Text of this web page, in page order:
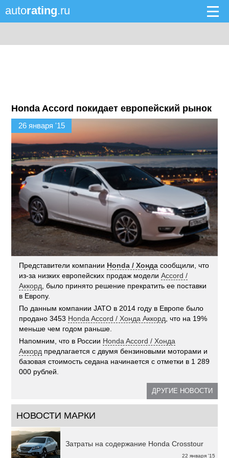
autorating.ru
Honda Accord покидает европейский рынок
26 января '15
Представители компании Honda / Хонда сообщили, что
из-за низких европейских продаж моделиAccord /
Аккорд , было принято решение прекратить ее поставки
в Европу.
По данным компании JATO в 2014 году в Европе было
продано 3453 Honda Accord / Хонда Аккорд , что на 19%
меньше чем годом раньше.
Напомним, что в России Honda Accord / Хонда
Аккорд предлагается с двумя бензиновыми моторами и
базовая стоимость седана начинается с отметки в 1 289
000 рублей.
ДРУГИЕ НОВОСТИ
НОВОСТИ МАРКИ
22 января '15
Затраты на содержание Honda Crosstour